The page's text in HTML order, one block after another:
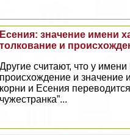
Есения: значение имени
толкование и
Другие считают, что у
происхождение и значение
корни и Есения переводится
чужестранка”...